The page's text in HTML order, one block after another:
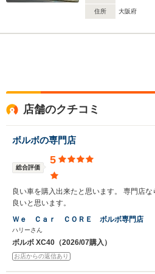
住所 大阪府
店舗のクチコミ
ボルボの専門店
総合評価
5
良い車を購入出来たと思います。 専門店
良いと思います。
Ｗｅ Ｃａｒ ＣＯＲＥ ボルボ専門店
ハリーさん
ボルボ XC40（2026/07購入）
お店からの返信あり